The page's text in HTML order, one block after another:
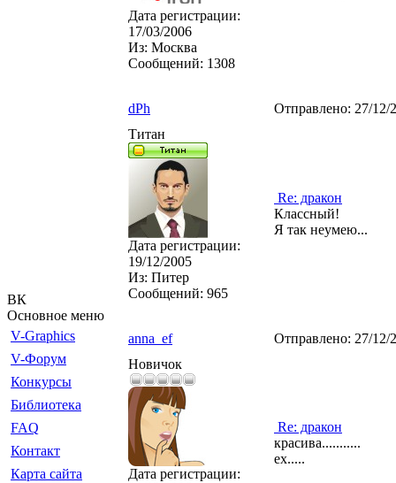
ВК
Основное меню
V-Graphics
V-Форум
Конкурсы
Библиотека
FAQ
Контакт
Карта сайта
Дата регистрации:
17/03/2006
Из: Москва
Сообщений: 1308
dPh Отправлено: 27/12/
Титан
Дата регистрации:
19/12/2005
Из: Питер
Сообщений: 965
Re: дракон
Классный!
Я так неумею...
anna_ef Отправлено: 27/12/
Новичок
Дата регистрации:
Re: дракон
красива...........
ех.....